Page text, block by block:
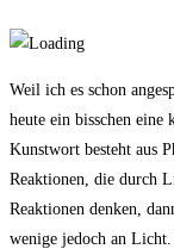
Weil ich es schon
heute ein bisschen
Kunstwort besteht aus
Reaktionen, die durch
Reaktionen denken,
wenige jedoch an